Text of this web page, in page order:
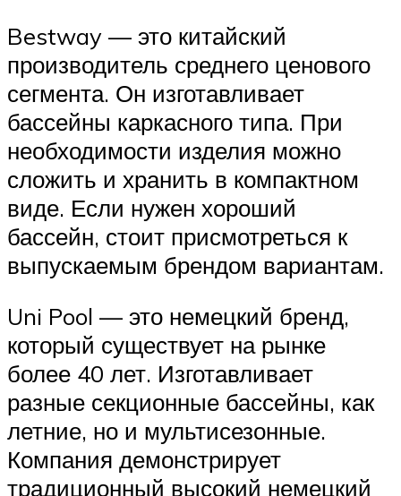
Bestway — это китайский
производитель среднего ценового
сегмента. Он изготавливает
бассейны каркасного типа. При
необходимости изделия можно
сложить и хранить в компактном
виде. Если нужен хороший
бассейн, стоит присмотреться к
выпускаемым брендом вариантам.
Uni Pool — это немецкий бренд,
который существует на рынке
более 40 лет. Изготавливает
разные секционные бассейны, как
летние, но и мультисезонные.
Компания демонстрирует
традиционный высокий немецкий